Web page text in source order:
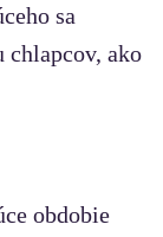
sa
chlapcov, ako
obdobie